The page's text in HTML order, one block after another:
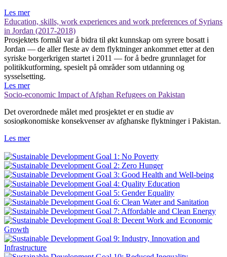
Les mer
Education, skills, work experiences and work preferences of Syrians
in Jordan (2017-2018)
Prosjektets formål var å bidra til økt kunnskap om syrere bosatt i
Jordan — de aller fleste av dem flyktninger ankommet etter at den
syriske borgerkrigen startet i 2011 — for å bedre grunnlaget for
politikkutforming, spesielt på områder som utdanning og
sysselsetting.
Les mer
Socio-economic Impact of Afghan Refugees on Pakistan
Det overordnede målet med prosjektet er en studie av
sosioøkonomiske konsekvenser av afghanske flyktninger i Pakistan.
Les mer